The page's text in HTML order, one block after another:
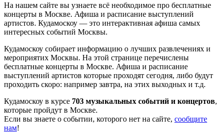
На нашем сайте вы узнаете всё необходимое про бесплатные
концерты в Москве. Афиша и расписание выступлений
артистов. Кудамоскоу — это интерактивная афиша самых
интересных событий Москвы.
Кудамоскоу собирает информацию о лучших развлечениях и
мероприятих Москвы. На этой странице перечислены
бесплатные концерты в Москве. Афиша и расписание
выступлений артистов которые проходят сегодня, либо будут
проходить скоро: например завтра, на этих выходных и т.д.
Кудамоскоу в курсе 703 музыкальных событий и концертов,
которые пройдут в Москве.
Если вы знаете о событии, которого нет на сайте, сообщите
нам!